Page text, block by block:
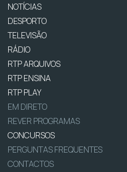
NOTÍCIAS
DESPORTO
TELEVISÃO
RÁDIO
RTP ARQUIVOS
RTP ENSINA
RTP PLAY
EM DIRETO
REVER PROGRAMAS
CONCURSOS
PERGUNTAS FREQUENTES
CONTACTOS